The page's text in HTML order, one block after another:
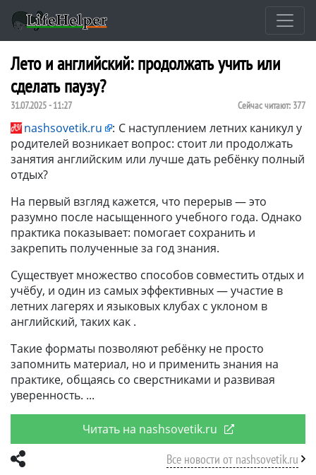
Лето и английский: продолжать учить или
сделать паузу?
31.07.2025 - 11:27 Сейчас читают: 377
nashsovetik.ru : С наступлением летних каникул у
родителей возникает вопрос: стоит ли продолжать
занятия английским или лучше дать ребёнку полный
отдых?
На первый взгляд кажется, что перерыв — это
разумно после насыщенного учебного года. Однако
практика показывает: помогает сохранить и
закрепить полученные за год знания.
Существует множество способов совместить отдых и
учёбу, и один из самых эффективных — участие в
летних лагерях и языковых клубах с уклоном в
английский, таких как .
Такие форматы позволяют ребёнку не просто
запомнить материал, но и применить знания на
практике, общаясь со сверстниками и развивая
уверенность.
Читать на nashsovetik.ru
Все новости от nashsovetik.ru